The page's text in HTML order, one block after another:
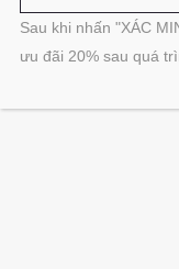
Sau khi nhấn "XÁC
ưu đãi 20% sau quá